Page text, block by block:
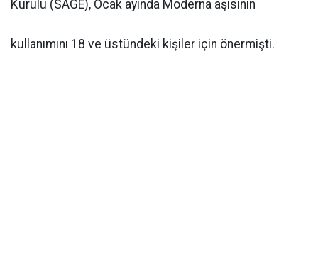
Kurulu (SAGE), Ocak ayında Moderna aşısının
kullanımını 18 ve üstündeki kişiler için önermişti.